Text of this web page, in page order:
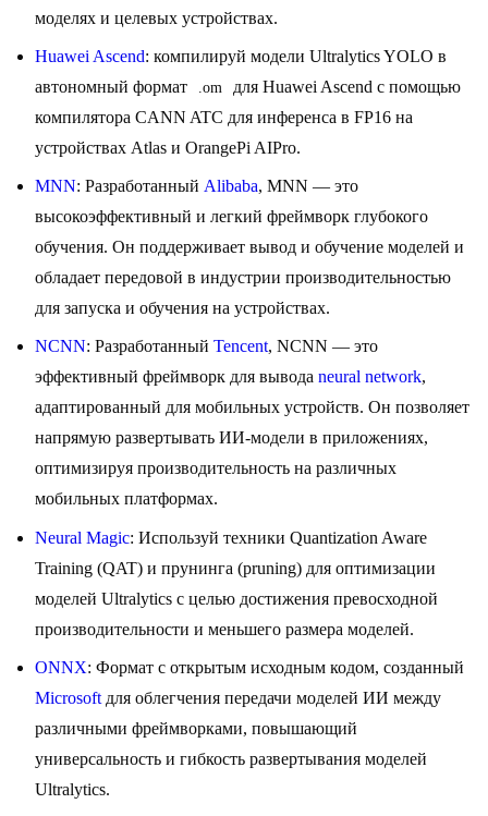
моделях и целевых устройствах.
Huawei Ascend: компилируй модели Ultralytics YOLO в
автономный формат
.om
для Huawei Ascend с помощью
компилятора CANN ATC для инференса в FP16 на
устройствах Atlas и OrangePi AIPro.
MNN: Разработанный Alibaba, MNN — это
высокоэффективный и легкий фреймворк глубокого
обучения. Он поддерживает вывод и обучение моделей и
обладает передовой в индустрии производительностью
для запуска и обучения на устройствах.
NCNN: Разработанный Tencent, NCNN — это
эффективный фреймворк для вывода neural network,
адаптированный для мобильных устройств. Он позволяет
напрямую развертывать ИИ-модели в приложениях,
оптимизируя производительность на различных
мобильных платформах.
Neural Magic: Используй техники Quantization Aware
Training (QAT) и прунинга (pruning) для оптимизации
моделей Ultralytics с целью достижения превосходной
производительности и меньшего размера моделей.
ONNX: Формат с открытым исходным кодом, созданный
Microsoft для облегчения передачи моделей ИИ между
различными фреймворками, повышающий
универсальность и гибкость развертывания моделей
Ultralytics.